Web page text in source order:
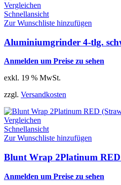
Vergleichen
Schnellansicht
Zur Wunschliste hinzufügen
Aluminiumgrinder 4-tlg.
Anmelden um Preise zu sehen
exkl. 19 % MwSt.
zzgl. Versandkosten
Vergleichen
Schnellansicht
Zur Wunschliste hinzufügen
Blunt Wrap 2Platinum
Anmelden um Preise zu sehen